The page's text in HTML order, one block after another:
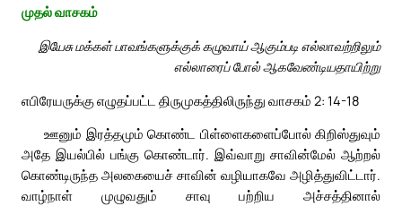
முதல் வாசகம்
இயேசு மக்கள் பாவங்களுக்குக் கழுவாய் ஆகும்படி எல்லாவற்றிலும்
எல்லாரைப் போல் ஆகவேண்டியதாயிற்று
எபிரேயருக்கு எழுதப்பட்ட திருமுகத்திலிருந்து வாசகம் 2: 14-18
ஊனும் இரத்தமும் கொண்ட பிள்ளைகளைப்போல் கிறிஸ்துவும்
அதே இயல்பில் பங்கு கொண்டார். இவ்வாறு சாவின்மேல் ஆற்றல்
கொண்டிருந்த அலகையைச் சாவின் வழியாகவே அழித்துவிட்டார்.
வாழ்நாள் முழுவதும் சாவு பற்றிய அச்சத்தினால்